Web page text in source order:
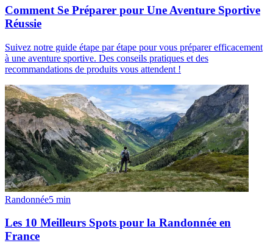
Comment Se Préparer pour Une Aventure Sportive
Réussie
Suivez notre guide étape par étape pour vous préparer efficacement
à une aventure sportive. Des conseils pratiques et des
recommandations de produits vous attendent !
Randonnée5 min
Les 10 Meilleurs Spots pour la Randonnée en
France